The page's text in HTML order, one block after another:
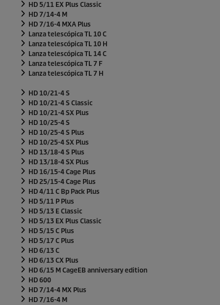
HD 5/11 EX Plus Classic
HD 7/14-4 M
HD 7/16-4 MXA Plus
Lanza telescópica TL 10 C
Lanza telescópica TL 10 H
Lanza telescópica TL 14 C
Lanza telescópica TL 7 F
Lanza telescópica TL 7 H
HD 10/21-4 S
HD 10/21-4 S Classic
HD 10/21-4 SX Plus
HD 10/25-4 S
HD 10/25-4 S Plus
HD 10/25-4 SX Plus
HD 13/18-4 S Plus
HD 13/18-4 SX Plus
HD 16/15-4 Cage Plus
HD 25/15-4 Cage Plus
HD 4/11 C Bp Pack Plus
HD 5/11 P Plus
HD 5/13 E Classic
HD 5/13 EX Plus Classic
HD 5/15 C Plus
HD 5/17 C Plus
HD 6/13 C
HD 6/13 CX Plus
HD 6/15 M CageEB anniversary edition
HD 600
HD 7/14-4 MX Plus
HD 7/16-4 M